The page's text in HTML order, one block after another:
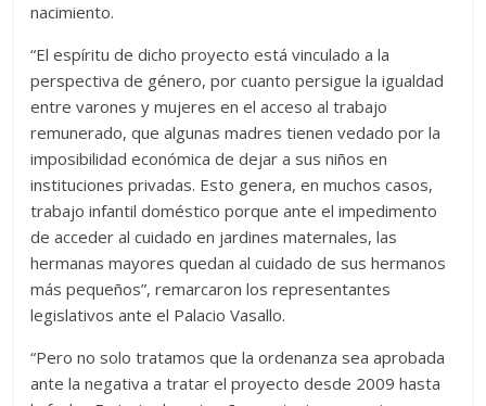
nacimiento.
“El espíritu de dicho proyecto está vinculado a la
perspectiva de género, por cuanto persigue la igualdad
entre varones y mujeres en el acceso al trabajo
remunerado, que algunas madres tienen vedado por la
imposibilidad económica de dejar a sus niños en
instituciones privadas. Esto genera, en muchos casos,
trabajo infantil doméstico porque ante el impedimento
de acceder al cuidado en jardines maternales, las
hermanas mayores quedan al cuidado de sus hermanos
más pequeños”, remarcaron los representantes
legislativos ante el Palacio Vasallo.
“Pero no solo tratamos que la ordenanza sea aprobada
ante la negativa a tratar el proyecto desde 2009 hasta